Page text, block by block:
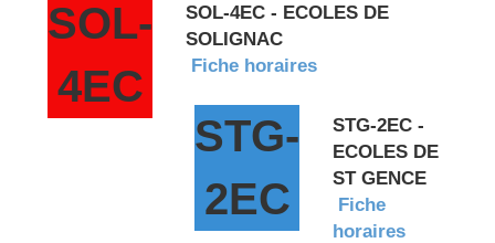
SOL-
4EC
SOL-4EC - ECOLES DE
SOLIGNAC
Fiche horaires
STG-
2EC
STG-2EC -
ECOLES DE
ST GENCE
Fiche
horaires